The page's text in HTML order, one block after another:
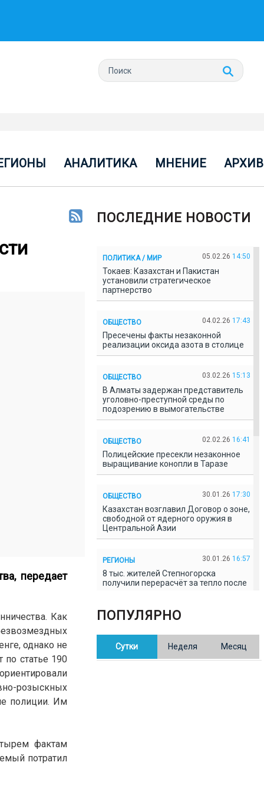
АНАЛИТИКА МНЕНИЕ АРХИВ
передает
Как
однако не
по статье 190
розыскных
полиции. Им
фактам
потратил
ПОСЛЕДНИЕ НОВОСТИ
ПОЛИТИКА / МИР 05.02.26 14:50
Токаев: Казахстан и Пакистан
установили стратегическое
партнерство
ОБЩЕСТВО 04.02.26 17:43
Пресечены факты незаконной
реализации оксида азота в столице
ОБЩЕСТВО 03.02.26 15:13
В Алматы задержан представитель
уголовно-преступной среды по
подозрению в вымогательстве
ОБЩЕСТВО 02.02.26 16:41
Полицейские пресекли незаконное
выращивание конопли в Таразе
ОБЩЕСТВО 30.01.26 17:30
Казахстан возглавил Договор о зоне,
свободной от ядерного оружия в
Центральной Азии
РЕГИОНЫ 30.01.26 16:57
8 тыс. жителей Степногорска
получили перерасчёт за тепло после
В Казахстане готовят новую
редакцию Конституции: меняется
ПОПУЛЯРНО
Сутки Неделя Месяц